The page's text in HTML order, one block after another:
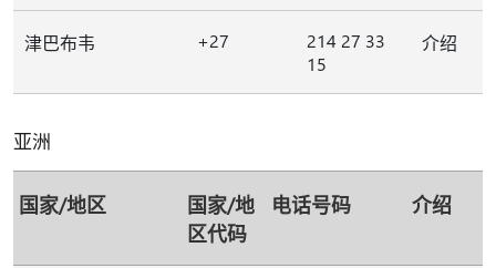
津巴布韦 +27
214 27 33
15
介绍
亚洲
国家/地区
国家/地
区代码
电话号码 介绍